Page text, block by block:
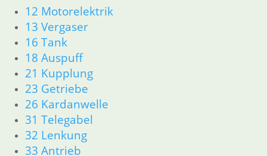
12 Motorelektrik
13 Vergaser
16 Tank
18 Auspuff
21 Kupplung
23 Getriebe
26 Kardanwelle
31 Telegabel
32 Lenkung
33 Antrieb
inkl. MwSt.
zzgl.Versandkosten
In den Warenkorb
Bremslicht Schalter
29,50€
Artikelnummer: 1459569
inkl. MwSt.